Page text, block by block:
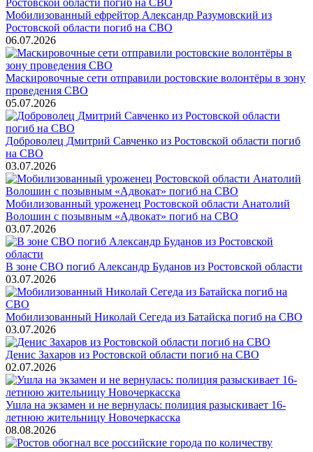
Мобилизованный ефрейтор Александр Разумовский из
Ростовской области погиб на СВО
06.07.2026
Маскировочные сети отправили ростовские волонтёры в зону
проведения СВО
05.07.2026
Доброволец Дмитрий Савченко из Ростовской области погиб
на СВО
03.07.2026
Мобилизованный уроженец Ростовской области Анатолий
Волошин с позывным «Адвокат» погиб на СВО
03.07.2026
В зоне СВО погиб Александр Буданов из Ростовской области
03.07.2026
Мобилизованный Николай Сегеда из Батайска погиб на СВО
03.07.2026
Денис Захаров из Ростовской области погиб на СВО
02.07.2026
Ушла на экзамен и не вернулась: полиция разыскивает 16-
летнюю жительницу Новочеркасска
08.08.2026